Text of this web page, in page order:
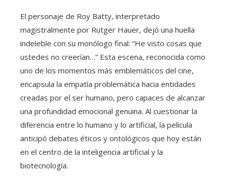
El personaje de Roy Batty, interpretado
magistralmente por Rutger Hauer, dejó una huella
indeleble con su monólogo final: “He visto cosas que
ustedes no creerían…” Esta escena, reconocida como
uno de los momentos más emblemáticos del cine,
encapsula la empatía problemática hacia entidades
creadas por el ser humano, pero capaces de alcanzar
una profundidad emocional genuina. Al cuestionar la
diferencia entre lo humano y lo artificial, la película
anticipó debates éticos y ontológicos que hoy están
en el centro de la inteligencia artificial y la
biotecnología.